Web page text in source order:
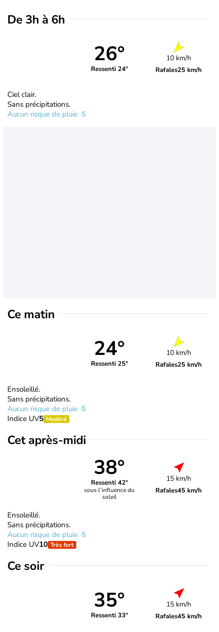
De 3h à 6h
26°
Ressenti 24°
10 km/h
Rafales25 km/h
Ciel clair.
Sans précipitations.
Aucun risque de pluie
Ce matin
24°
Ressenti 25°
10 km/h
Rafales25 km/h
Ensoleillé.
Sans précipitations.
Aucun risque de pluie
Indice UV5 Modéré
Cet après-midi
38°
Ressenti 42°
sous l’influence du
soleil
15 km/h
Rafales45 km/h
Ensoleillé.
Sans précipitations.
Aucun risque de pluie
Indice UV10 Très fort
Ce soir
35°
Ressenti 33°
15 km/h
Rafales45 km/h